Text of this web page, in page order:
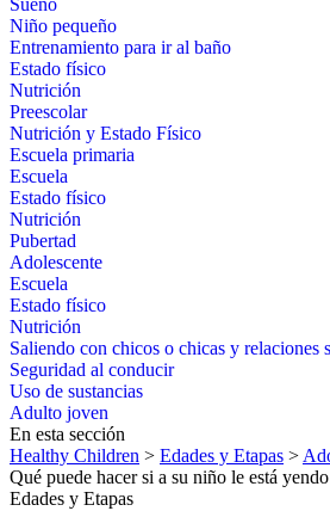
Sueño
Niño pequeño
Entrenamiento para ir al baño
Estado físico
Nutrición
Preescolar
Nutrición y Estado Físico
Escuela primaria
Escuela
Estado físico
Nutrición
Pubertad
Adolescente
Escuela
Estado físico
Nutrición
Saliendo con chicos o chicas y relaciones
Seguridad al conducir
Uso de sustancias
Adulto joven
En esta sección
Healthy Children > Edades y Etapas >
Qué puede hacer si a su niño le está
Edades y Etapas